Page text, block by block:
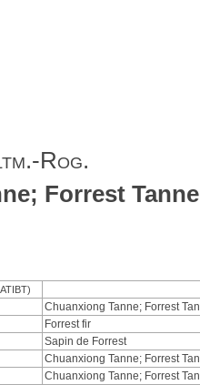
Rog.
Forrest Tanne
Chuanxiong Tanne; Forrest
Forrest fir
Sapin de Forrest
Chuanxiong Tanne; Forrest
Chuanxiong Tanne; Forrest